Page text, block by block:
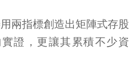
兩指標創造出矩陣式存股
證，更讓其累積不少資